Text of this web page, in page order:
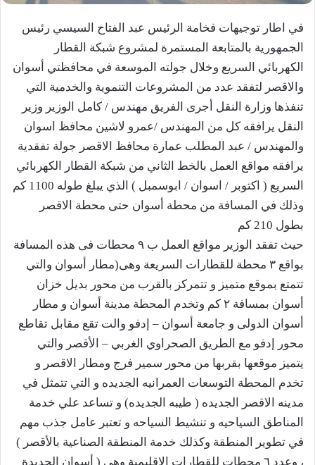
في اطار توجيهات فخامة الرئيس عبد الفتاح السيسي رئيس
الجمهورية بالمتابعة المستمرة لمشروع شبكة القطار
الكهربائي السريع وخلال جولته الموسعة في محافظتي أسوان
والاقصر لتفقد عدد من المشروعات التنموية والخدمية التي
تنفذها وزارة النقل أجرى الفريق مهندس / كامل الوزير وزير
النقل يرافقه كل من المهندس /عمرو لاشين محافظ اسوان
والمهندس / عبد المطلب عمارة محافظ الاقصر جولة تفقدية
يرافقه مواقع العمل بالخط الثاني من شبكة القطار الكهربائي
السريع ( اكتوبر / اسوان / ابوسمبل ) الذي يبلغ طوله 1100 كم
وذلك في المسافة من محطة أسوان حتى محطة الاقصر
بطول 210 كم
حيث تفقد الوزير مواقع العمل ب ٩ محطات فى هذه المسافة
بواقع ٣ محطة للقطارات السريعة وهى(مطار أسوان والتي
تتمتع بموقع متميز و تتمركز بالقرب من محور بديل خزان
أسوان بمسافة ٢ كم وتخدم المحطة مدينة أسوان و مطار
أسوان الدولى و جامعة أسوان – إدفو والت تقع مقابل تقاطع
محور إدفو مع الطريق الصحراوي الغربي – الأقصر والتي
يتميز موقعها بقربها من محور سمير فرج ومطار الاقصر و
تخدم المحطة التوسعات العمرانيه الجديده و التي تتمثل في
مدينه الاقصر الجديده ( طيبه الجديده) و تساعد علي خدمة
المناطق السياحيه و تنشيط السياحه و تعتبر عامل جذب مهم
في تطوير المنطقة وكذلك خدمة المنطقة الصناعية بالأقصر )
، وعدد ٦ محطات للقطارات الإقليمية وهى ( أسوان الجديدة